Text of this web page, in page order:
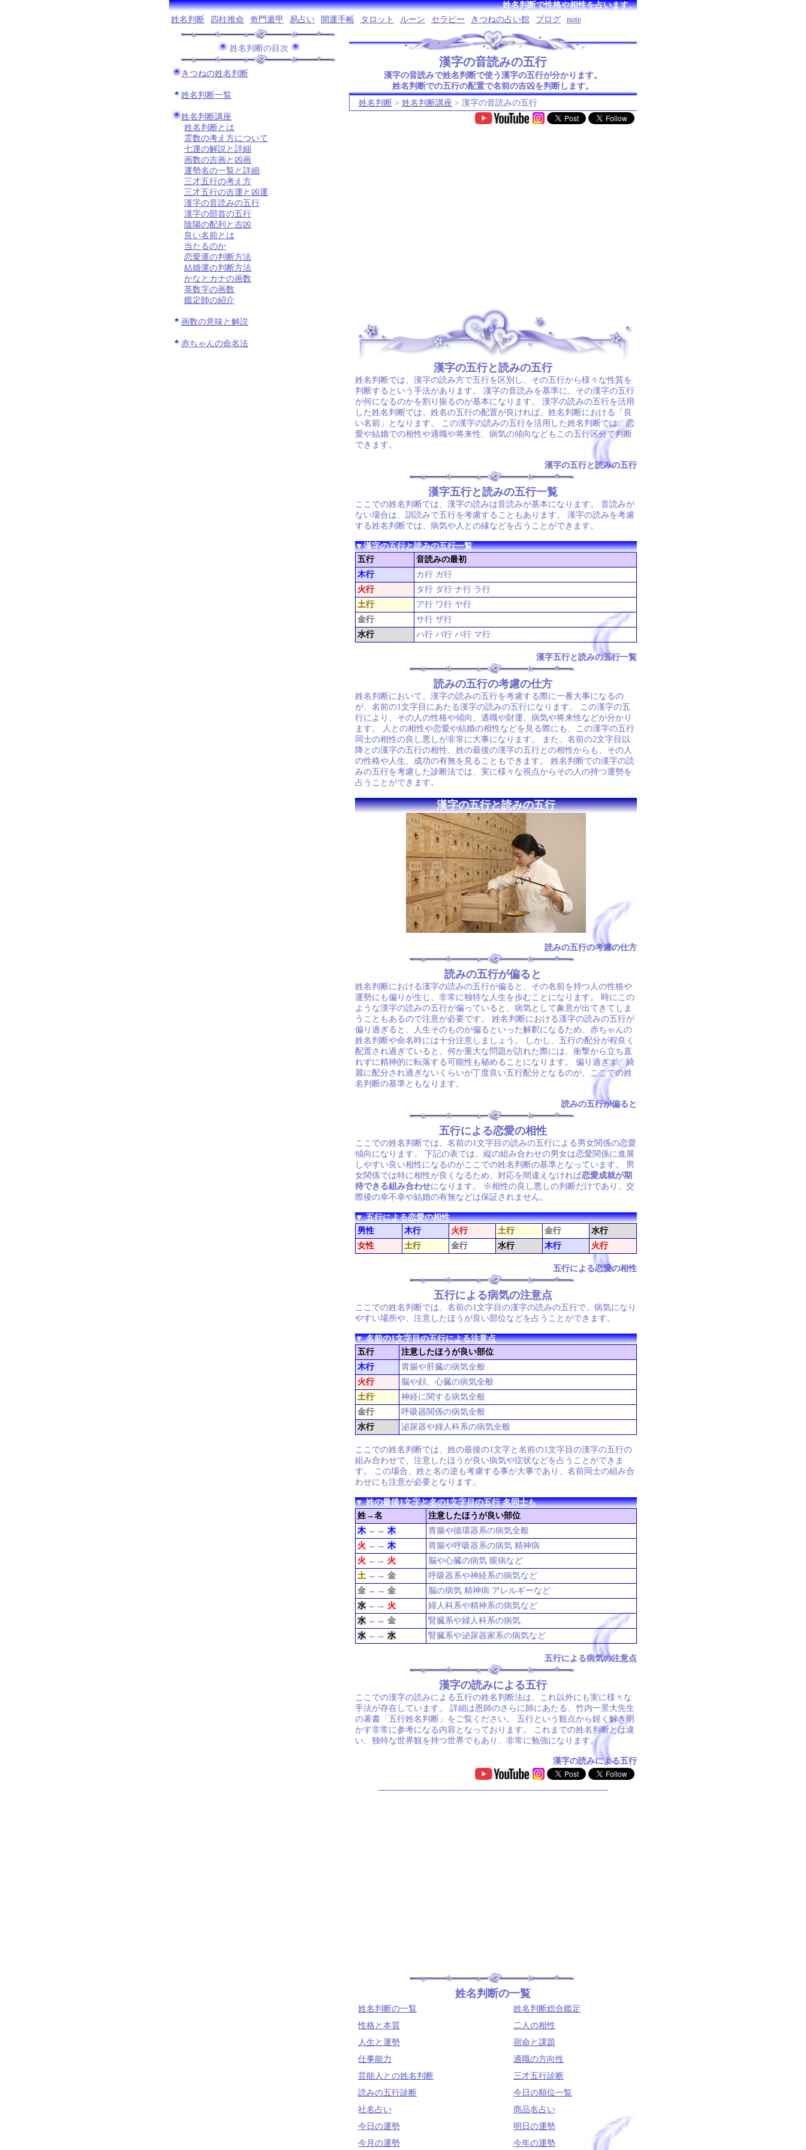
姓名判断で性格や相性を占います。
姓名判断
四柱推命 奇門遁甲 易占い 開運手帳 タロット ルーン セラピー きつねの占い館 ブログ note
漢字の音読みの五行
漢字の音読みで姓名判断で使う漢字の五行が分かります。
姓名判断での五行の配置で名前の吉凶を判断します。
姓名判断の目次
きつねの姓名判断
姓名判断一覧
姓名判断講座
姓名判断とは
霊数の考え方について
七運の解説と詳細
画数の吉画と凶画
運勢名の一覧と詳細
三才五行の考え方
三才五行の吉運と凶運
漢字の音読みの五行
漢字の部首の五行
陰陽の配列と吉凶
良い名前とは
当たるのか
恋愛運の判断方法
結婚運の判断方法
かなとカナの画数
英数字の画数
鑑定師の紹介
画数の意味と解説
赤ちゃんの命名法
姓名判断 > 姓名判断講座 > 漢字の音読みの五行
.
漢字の五行と読みの五行
姓名判断では、漢字の読み方で五行を区別し、その五行から様々な性質を
判断するという手法があります。 漢字の音読みを基準に、その漢字の五行
が何になるのかを割り振るのが基本になります。 漢字の読みの五行を活用
した姓名判断では、姓名の五行の配置が良ければ、姓名判断における「良
い名前」となります。 この漢字の読みの五行を活用した姓名判断では、恋
愛や結婚での相性や適職や将来性、病気の傾向などもこの五行区分で判断
できます。
漢字の五行と読みの五行
漢字五行と読みの五行一覧
ここでの姓名判断では、漢字の読みは音読みが基本になります。 音読みが
ない場合は、訓読みで五行を考慮することもあります。 漢字の読みを考慮
する姓名判断では、病気や人との縁などを占うことができます。
▼漢字の五行と読みの五行一覧
五行
音読みの最初
木行
カ行 ガ行
火行
タ行 ダ行 ナ行 ラ行
土行
ア行 ワ行 ヤ行
金行
サ行 ザ行
水行
ハ行 バ行 パ行 マ行
漢字五行と読みの五行一覧
読みの五行の考慮の仕方
姓名判断において、漢字の読みの五行を考慮する際に一番大事になるの
が、名前の1文字目にあたる漢字の読みの五行になります。 この漢字の五
行により、その人の性格や傾向、適職や財運、病気や将来性などが分かり
ます。 人との相性や恋愛や結婚の相性などを見る際にも、この漢字の五行
同士の相性の良し悪しが非常に大事になります。 また、名前の2文字目以
降との漢字の五行の相性、姓の最後の漢字の五行との相性からも、その人
の性格や人生、成功の有無を見ることもできます。 姓名判断での漢字の読
みの五行を考慮した診断法では、実に様々な視点からその人の持つ運勢を
占うことができます。
漢字の五行と読みの五行
読みの五行の考慮の仕方
読みの五行が偏ると
姓名判断における漢字の読みの五行が偏ると、その名前を持つ人の性格や
運勢にも偏りが生じ、非常に独特な人生を歩むことになります。 時にこの
ような漢字の読みの五行が偏っていると、病気として象意が出てきてしま
うこともあるので注意が必要です。 姓名判断における漢字の読みの五行が
偏り過ぎると、人生そのものが偏るといった解釈になるため、赤ちゃんの
姓名判断や命名時には十分注意しましょう。 しかし、五行の配分が程良く
配置され過ぎていると、何か重大な問題が訪れた際には、衝撃から立ち直
れずに精神的に転落する可能性も秘めることになります。 偏り過ぎず、綺
麗に配分され過ぎないくらいが丁度良い五行配分となるのが、ここでの姓
名判断の基準ともなります。
読みの五行が偏ると
五行による恋愛の相性
ここでの姓名判断では、名前の1文字目の読みの五行による男女関係の恋愛
傾向になります。 下記の表では、縦の組み合わせの男女は恋愛関係に進展
しやすい良い相性になるのがここでの姓名判断の基準となっています。 男
女関係では特に相性が良くなるため、対応を間違えなければ恋愛成就が期
待できる組み合わせになります。 ※相性の良し悪しの判断だけであり、交
際後の幸不幸や結婚の有無などは保証されません。
▼ 五行による恋愛の相性
男性
木行 火行 土行 金行
水行
女性
土行 金行 水行 木行 火行
五行による恋愛の相性
五行による病気の注意点
ここでの姓名判断では、名前の1文字目の漢字の読みの五行で、病気になり
やすい場所や、注意したほうが良い部位などを占うことができます。
▼ 名前の1文字目の五行による注意点
五行
注意したほうが良い部位
木行
胃腸や肝臓の病気全般
火行
脳や顔、心臓の病気全般
土行
神経に関する病気全般
金行
呼吸器関係の病気全般
水行
泌尿器や婦人科系の病気全般
ここでの姓名判断では、姓の最後の1文字と名前の1文字目の漢字の五行の
組み合わせで、注意したほうが良い病気や症状などを占うことができま
す。 この場合、姓と名の逆も考慮する事が大事であり、名前同士の組み合
わせにも注意が必要となります。
▼ 姓の最後1文字と名の1文字目の五行 名同士も
姓→名
注意したほうが良い部位
木 ←→ 木
胃腸や循環器系の病気全般
火 ←→ 木
胃腸や呼吸器系の病気 精神病
火 ←→ 火
脳や心臓の病気 眼病など
土 ←→ 金
呼吸器系や神経系の病気など
金 ←→ 金
脳の病気 精神病 アレルギーなど
水←→ 火
婦人科系や精神系の病気など
水←→ 金
腎臓系や婦人科系の病気
水←→ 水 腎臓系や泌尿器家系の病気など
五行による病気の注意点
漢字の読みによる五行
ここでの漢字の読みによる五行の姓名判断法は、これ以外にも実に様々な
手法が存在しています。 詳細は恩師のさらに師にあたる、竹内一景大先生
の著書「五行姓名判断」をご覧ください。 五行という観点から鋭く解き明
かす非常に参考になる内容となっております。 これまでの姓名判断とは違
い、独特な世界観を持つ世界でもあり、非常に勉強になります。
漢字の読みによる五行
姓名判断の一覧
姓名判断の一覧
姓名判断総合鑑定
性格と本質
二人の相性
人生と運勢
宿命と課題
仕事能力
適職の方向性
芸能人との姓名判断
三才五行診断
読みの五行診断
今日の順位一覧
社名占い
商品名占い
今日の運勢
明日の運勢
今月の運勢
今年の運勢